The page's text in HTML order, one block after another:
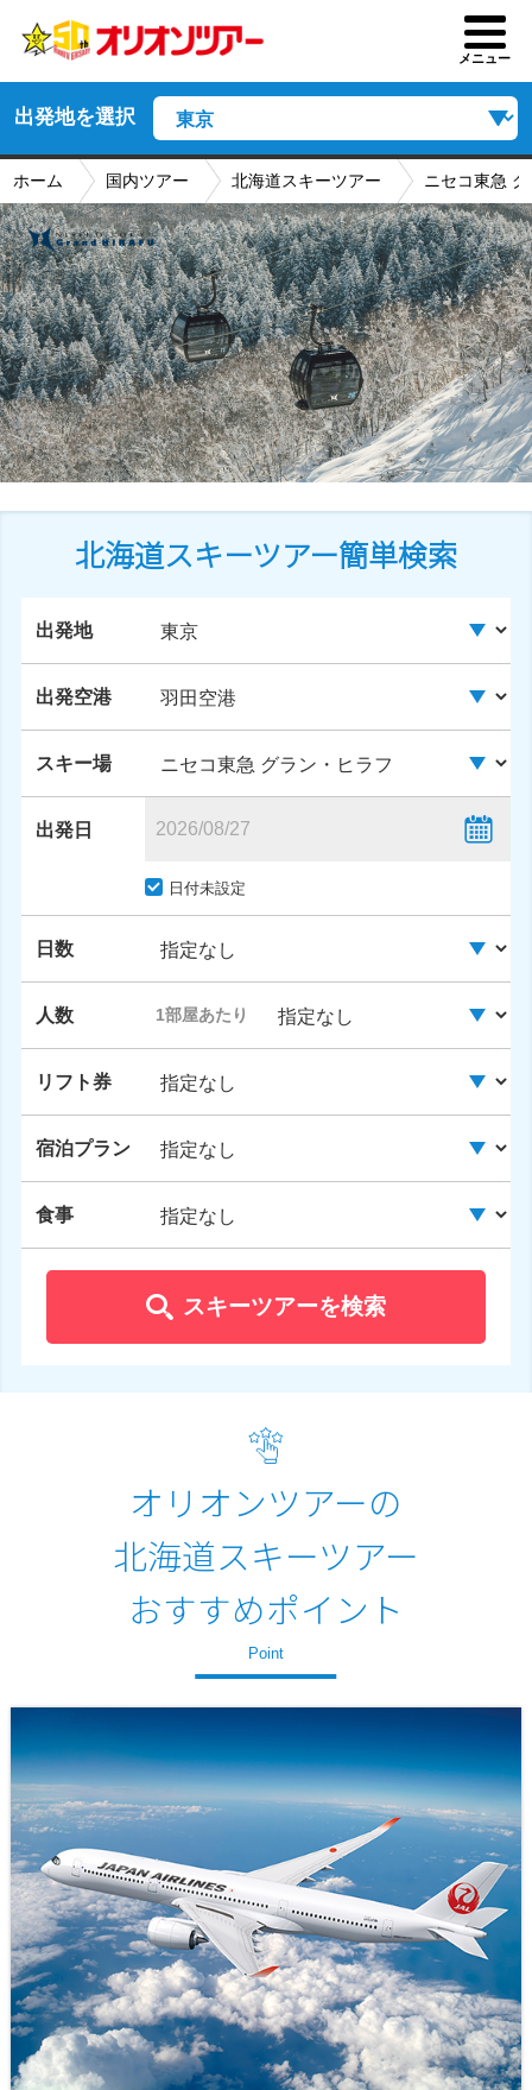
メニュー
出発地を選択
ホーム 国内ツアー 北海道スキーツアー ニセコ東急
北海道スキーツアー簡単検索
出発地
出発空港
スキー場
出発日
日付未設定
日数
人数 1部屋あたり
リフト券
宿泊プラン
食事
スキーツアーを検索
オリオンツアーの
北海道スキーツアー
おすすめポイント
Point